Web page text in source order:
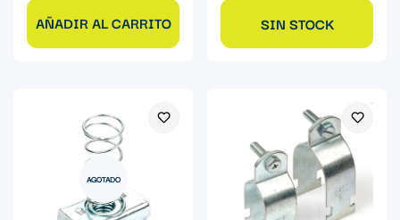
AÑADIR AL CARRITO SIN STOCK
AGOTADO